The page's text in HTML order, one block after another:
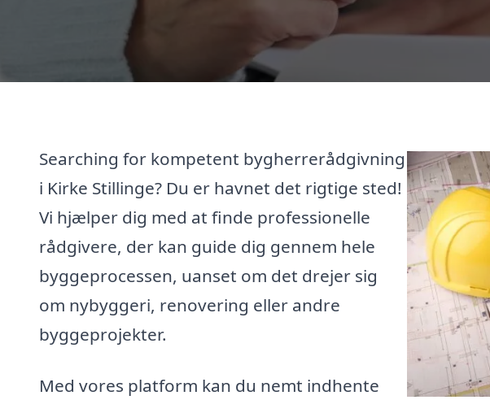
Searching for kompetent bygherrerådgivning
i Kirke Stillinge? Du er havnet det rigtige sted!
Vi hjælper dig med at finde professionelle
rådgivere, der kan guide dig gennem hele
byggeprocessen, uanset om det drejer sig
om nybyggeri, renovering eller andre
byggeprojekter.
Med vores platform kan du nemt indhente